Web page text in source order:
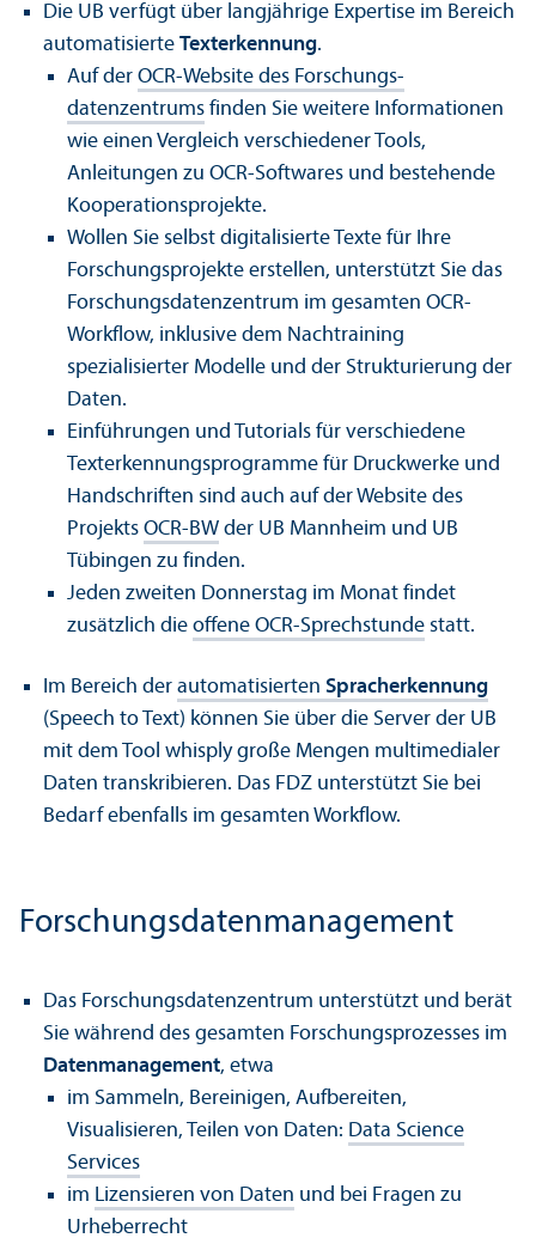
Die UB verfügt über langjährige Expertise im Bereich
automatisierte Texterkennung.
Auf der OCR-Website des Forschungs­
datenzentrums finden Sie weitere Informationen
wie einen Vergleich verschiedener Tools,
Anleitungen zu OCR-Softwares und bestehende
Kooperations­projekte.
Wollen Sie selbst digitalisierte Texte für Ihre
Forschungs­projekte erstellen, unter­stützt Sie das
Forschungs­datenzentrum im gesamten OCR-
Workflow, inklusive dem Nachtraining
spezialisierter Modelle und der Strukturierung der
Daten.
Einführungen und Tutorials für verschiedene
Texterkennungs­programme für Druckwerke und
Handschriften sind auch auf der Website des
Projekts OCR-BW der UB Mannheim und UB
Tübingen zu finden.
Jeden zweiten Donnerstag im Monat findet
zusätzlich die offene OCR-Sprechstunde statt.
Im Bereich der automatisierten Sprach­erkennung
(Speech to Text) können Sie über die Server der UB
mit dem Tool whisply große Mengen multimedialer
Daten trans­kribieren. Das FDZ unter­stützt Sie bei
Bedarf ebenfalls im gesamten Workflow.
Forschungs­daten­management
Das Forschungs­datenzentrum unter­stützt und berät
Sie während des gesamten Forschungs­prozesses im
Daten­management, etwa
im Sammeln, Bereinigen, Aufbereiten,
Visualisieren, Teilen von Daten: Data Science
Services
im Lizensieren von Daten und bei Fragen zu
Urheberrecht